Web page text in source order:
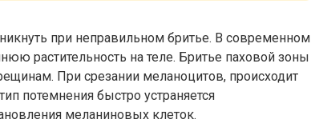
при неправильном бритье. В современном
растительность на теле. Бритье паховой зоны
При срезании меланоцитов, происходит
потемнения быстро устраняется
меланиновых клеток.